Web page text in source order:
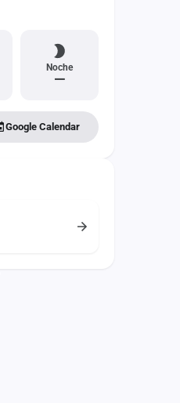
Noche
—
Google Calendar